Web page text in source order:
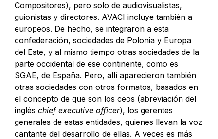
Compositores), pero solo de audiovisualistas,
guionistas y directores. AVACI incluye también a
europeos. De hecho, se integraron a esta
confederación, sociedades de Polonia y Europa
del Este, y al mismo tiempo otras sociedades de la
parte occidental de ese continente, como es
SGAE, de España. Pero, allí aparecieron también
otras sociedades con otros formatos, basados en
el concepto de que son los ceos (abreviación del
inglés chief executive officer), los gerentes
generales de estas entidades, quienes llevan la voz
cantante del desarrollo de ellas. A veces es más